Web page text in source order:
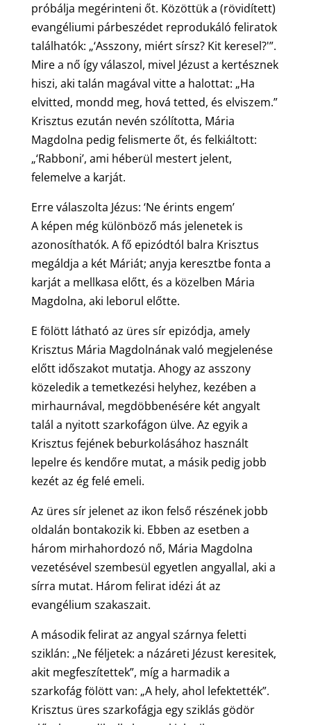
próbálja megérinteni őt. Közöttük a (rövidített)
evangéliumi párbeszédet reprodukáló feliratok
találhatók: „‘Asszony, miért sírsz? Kit keresel?'”.
Mire a nő így válaszol, mivel Jézust a kertésznek
hiszi, aki talán magával vitte a halottat: „Ha
elvitted, mondd meg, hová tetted, és elviszem.”
Krisztus ezután nevén szólította, Mária
Magdolna pedig felismerte őt, és felkiáltott:
„‘Rabboni’, ami héberül mestert jelent,
felemelve a karját.
Erre válaszolta Jézus: ‘Ne érints engem’
A képen még különböző más jelenetek is
azonosíthatók. A fő epizódtól balra Krisztus
megáldja a két Máriát; anyja keresztbe fonta a
karját a mellkasa előtt, és a közelben Mária
Magdolna, aki leborul előtte.
E fölött látható az üres sír epizódja, amely
Krisztus Mária Magdolnának való megjelenése
előtt időszakot mutatja. Ahogy az asszony
közeledik a temetkezési helyhez, kezében a
mirhaurnával, megdöbbenésére két angyalt
talál a nyitott szarkofágon ülve. Az egyik a
Krisztus fejének beburkolásához használt
lepelre és kendőre mutat, a másik pedig jobb
kezét az ég felé emeli.
Az üres sír jelenet az ikon felső részének jobb
oldalán bontakozik ki. Ebben az esetben a
három mirhahordozó nő, Mária Magdolna
vezetésével szembesül egyetlen angyallal, aki a
sírra mutat. Három felirat idézi át az
evangélium szakaszait.
A második felirat az angyal szárnya feletti
sziklán: „Ne féljetek: a názáreti Jézust keresitek,
akit megfeszítettek”, míg a harmadik a
szarkofág fölött van: „A hely, ahol lefektették”.
Krisztus üres szarkofágja egy sziklás gödör